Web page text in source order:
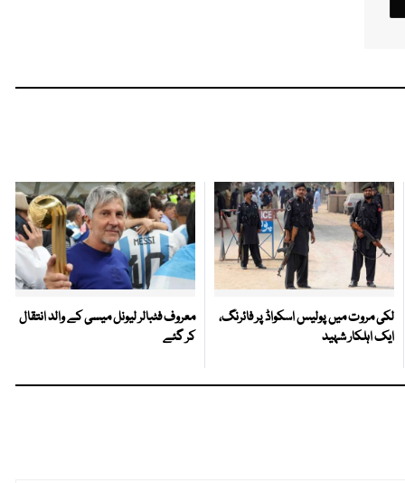
لکی مروت میں پولیس اسکواڈ پر فائرنگ،
ایک اہلکار شہید
معروف فٹبالر لیونل میسی کے والد انتقال
کر گئے